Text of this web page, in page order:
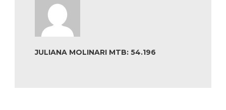
JULIANA MOLINARI MTB: 54.196